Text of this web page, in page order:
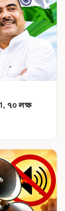
৭০ লক্ষ